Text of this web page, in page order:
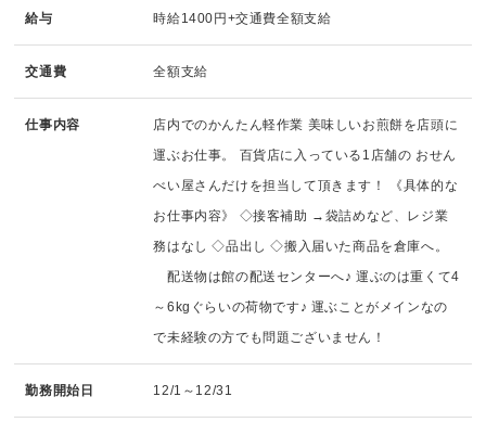
給与 時給1400円+交通費全額支給
交通費 全額支給
仕事内容
店内でのかんたん軽作業 美味しいお煎餅を店頭に
運ぶお仕事。 百貨店に入っている1店舗の おせん
べい屋さんだけを担当して頂きます！ 《具体的な
お仕事内容》 ◇接客補助 →袋詰めなど、レジ業
務はなし ◇品出し ◇搬入届いた商品を倉庫へ。
配送物は館の配送センターへ♪ 運ぶのは重くて4
～6kgぐらいの荷物です♪ 運ぶことがメインなの
で未経験の方でも問題ございません！
勤務開始日 12/1～12/31